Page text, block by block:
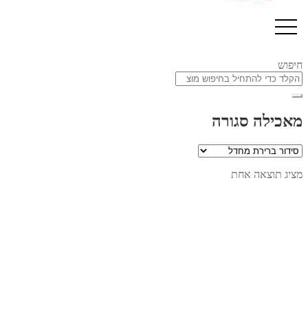
חיפוש
מאכילה סגורה
מציג תוצאה אחת